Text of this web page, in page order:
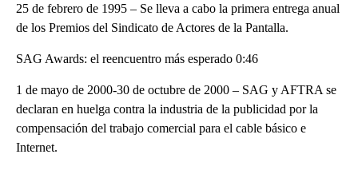
25 de febrero de 1995 – Se lleva a cabo la primera entrega anual
de los Premios del Sindicato de Actores de la Pantalla.
SAG Awards: el reencuentro más esperado 0:46
1 de mayo de 2000-30 de octubre de 2000 – SAG y AFTRA se
declaran en huelga contra la industria de la publicidad por la
compensación del trabajo comercial para el cable básico e
Internet.